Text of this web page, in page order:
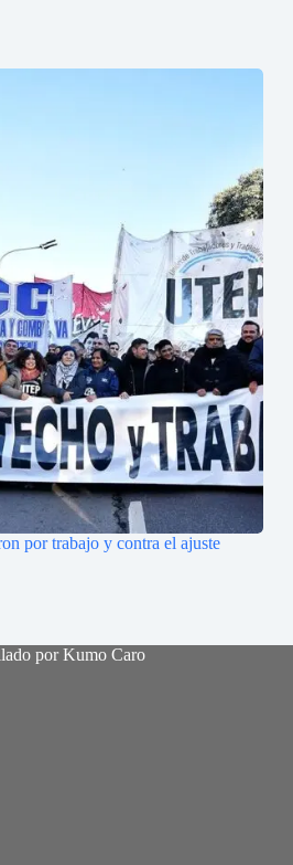
por trabajo y contra el ajuste
por Kumo Caro